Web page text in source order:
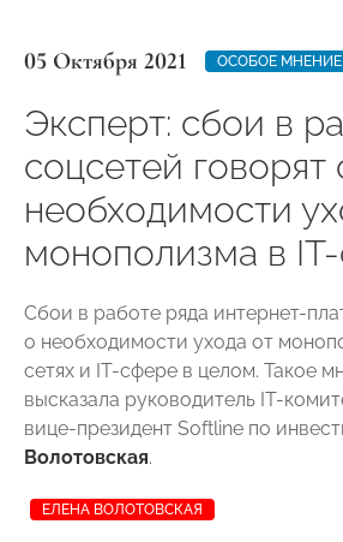
05 Октября 2021 ОСОБОЕ МНЕНИЕ
Эксперт: сбои в
соцсетей говорят
необходимости
монополизма в
Сбои в работе ряда интернет-
о необходимости ухода от
сетях и IT-сфере в целом. Такое
высказала руководитель IT-
вице-президент Softline по
Волотовская.
ЕЛЕНА ВОЛОТОВСКАЯ